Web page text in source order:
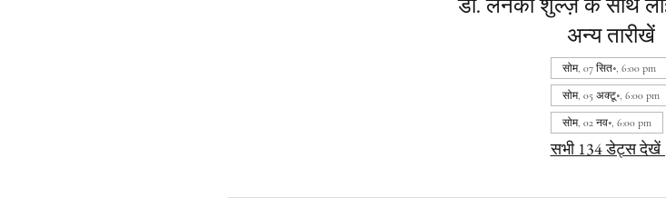
डॉ. लेनका शुल्ज़ के साथ
अन्य तारीखें
सोम, 07 सित॰, 6:00 pm
सोम, 05 अक्टू॰, 6:00 pm
सोम, 02 नव॰, 6:00 pm
सभी 134 डेट्स